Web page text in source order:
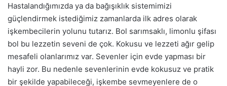
p
o
s
t
Hastalandığımızda ya da bağışıklık sistemimizi
güçlendirmek istediğimiz zamanlarda ilk adres olarak
işkembecilerin yolunu tutarız. Bol sarımsaklı, limonlu şifası
bol bu lezzetin seveni de çok. Kokusu ve lezzeti ağır gelip
mesafeli olanlarımız var. Sevenler için evde yapması bir
hayli zor. Bu nedenle sevenlerinin evde kokusuz ve pratik
bir şekilde yapabileceği, işkembe sevmeyenlere de o